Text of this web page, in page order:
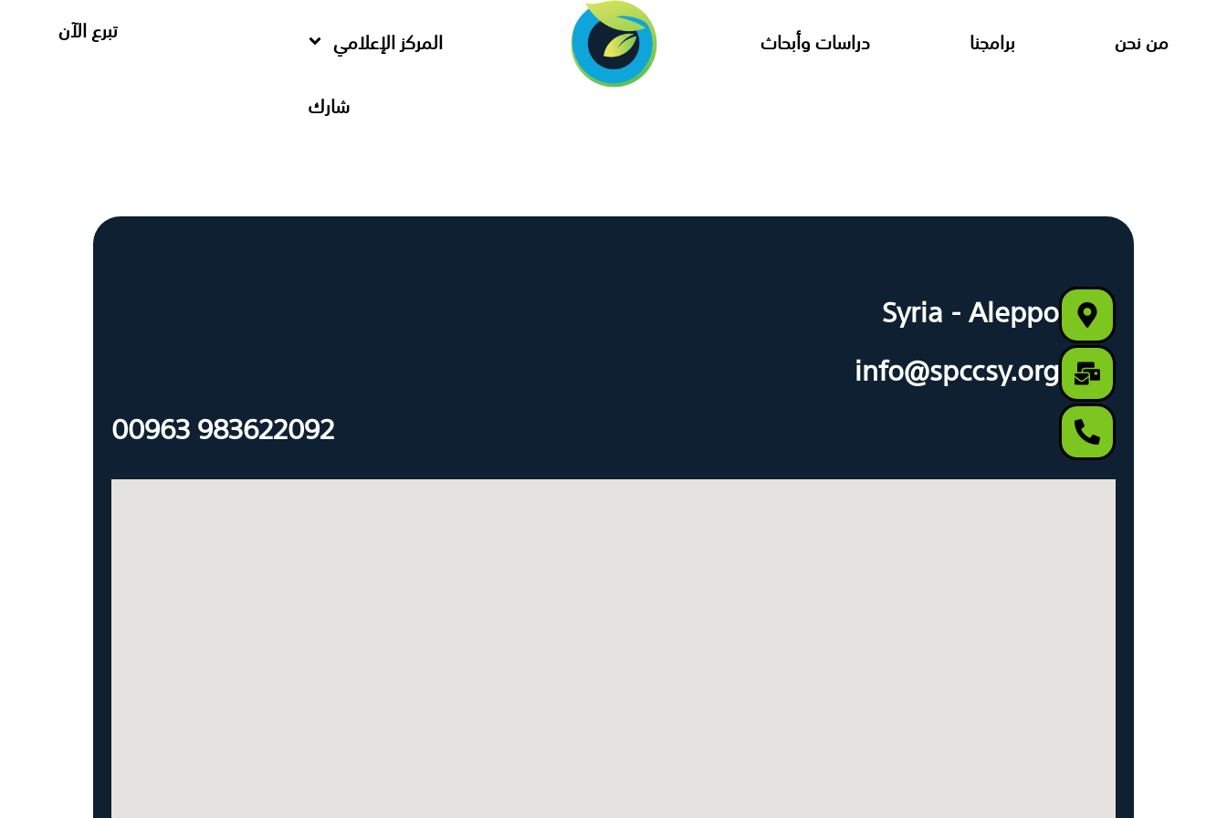
تبرع الآن
المركز الإعلامي
شارك
من نحن برامجنا دراسات وأبحاث
Syria - Aleppo
info@spccsy.org
00963 983622092